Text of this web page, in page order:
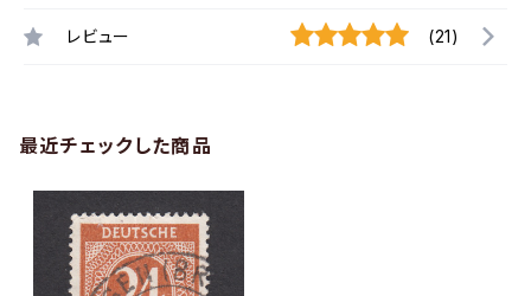
レビュー (21)
最近チェックした商品